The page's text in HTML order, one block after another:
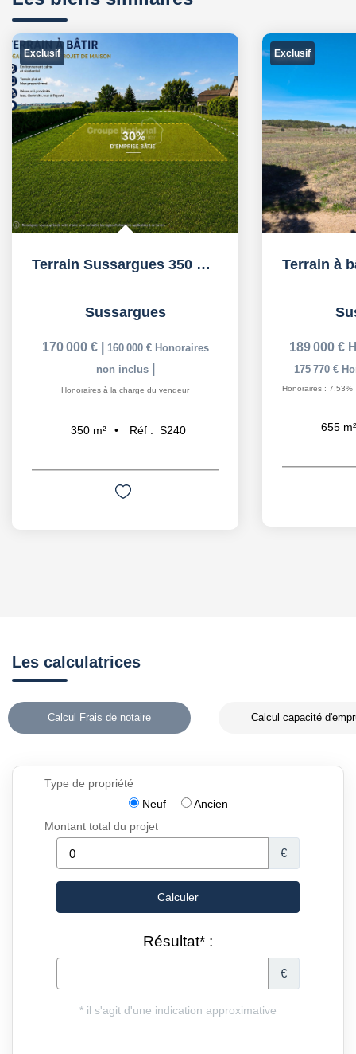
Exclusif
Terrain Sussargues 350 m² 30% d'emprise au sol
Sussargues
170 000 € 160 000 € Honoraires
non inclus
Honoraires à la charge du vendeur
350 m² Réf : S240
Exclusif
189 000 €
175 770 €
Honoraires : 7,53%
655 m²
Les calculatrices
Calcul Frais de notaire Calcul capacité